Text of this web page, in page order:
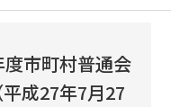
度市町村普通会
成27年7月27